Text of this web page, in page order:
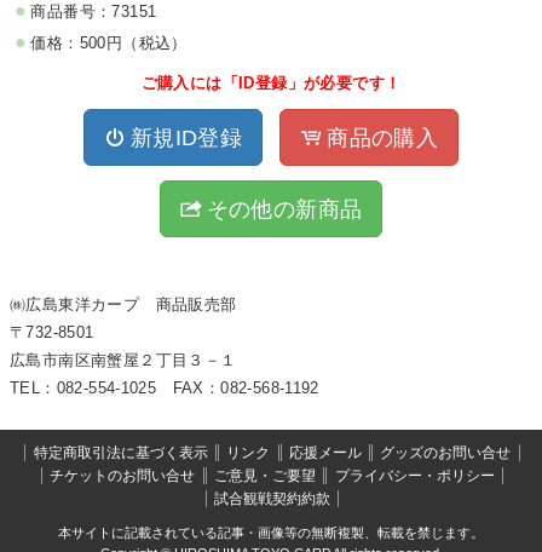
商品番号：73151
価格：500円（税込）
ご購入には「ID登録」が必要です！
新規ID登録 商品の購入
その他の新商品
㈱広島東洋カープ 商品販売部
〒732-8501
広島市南区南蟹屋２丁目３－１
TEL：082-554-1025 FAX：082-568-1192
特定商取引法に基づく表示 リンク 応援メール
グッズのお問い合せ
チケットのお問い合せ
ご意見・ご要望
プライバシー・ポリシー
試合観戦契約約款
本サイトに記載されている記事・画像等の無断複製、転載を禁じます。